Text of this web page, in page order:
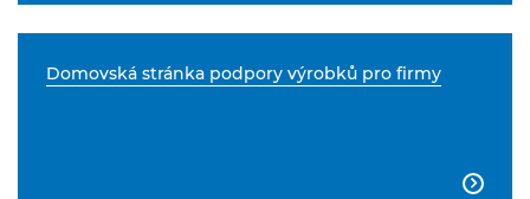
Domovská stránka podpory výrobků pro firmy
